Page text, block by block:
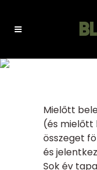
Mielőtt
(és mielőtt
összeget
és
Sok év